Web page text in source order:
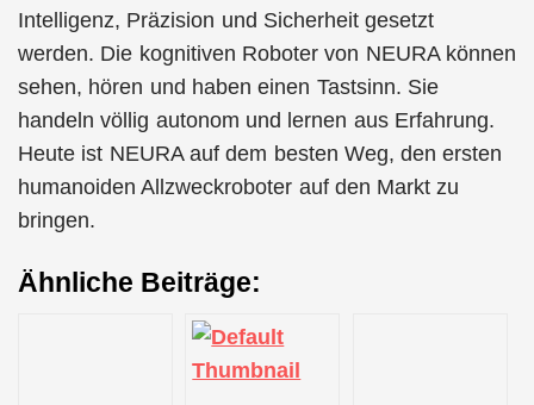
Intelligenz, Präzision und Sicherheit gesetzt
werden. Die kognitiven Roboter von NEURA können
sehen, hören und haben einen Tastsinn. Sie
handeln völlig autonom und lernen aus Erfahrung.
Heute ist NEURA auf dem besten Weg, den ersten
humanoiden Allzweckroboter auf den Markt zu
bringen.
Ähnliche Beiträge: